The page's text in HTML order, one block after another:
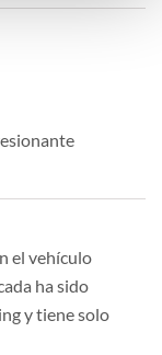
el vehículo
ha sido
y tiene solo